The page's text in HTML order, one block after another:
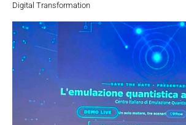
Digital Transformation